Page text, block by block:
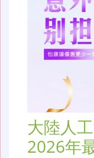
大陸人
2026年